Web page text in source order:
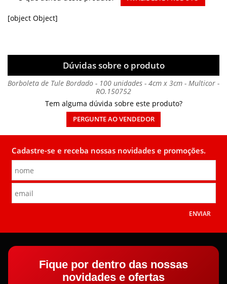
[object Object]
Dúvidas sobre o produto
Borboleta de Tule Bordado - 100 unidades - 4cm x 3cm - Multicor -
RO.150752
Tem alguma dúvida sobre este produto?
PERGUNTE AO VENDEDOR
Cadastre-se e receba nossas novidades e promoções.
ENVIAR
Fique por dentro das nossas
novidades e ofertas